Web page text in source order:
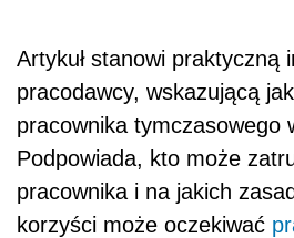
Artykuł stanowi praktyczną
pracodawcy, wskazującą
pracownika tymczasowego
Podpowiada, kto może
pracownika i na jakich
korzyści może oczekiwać